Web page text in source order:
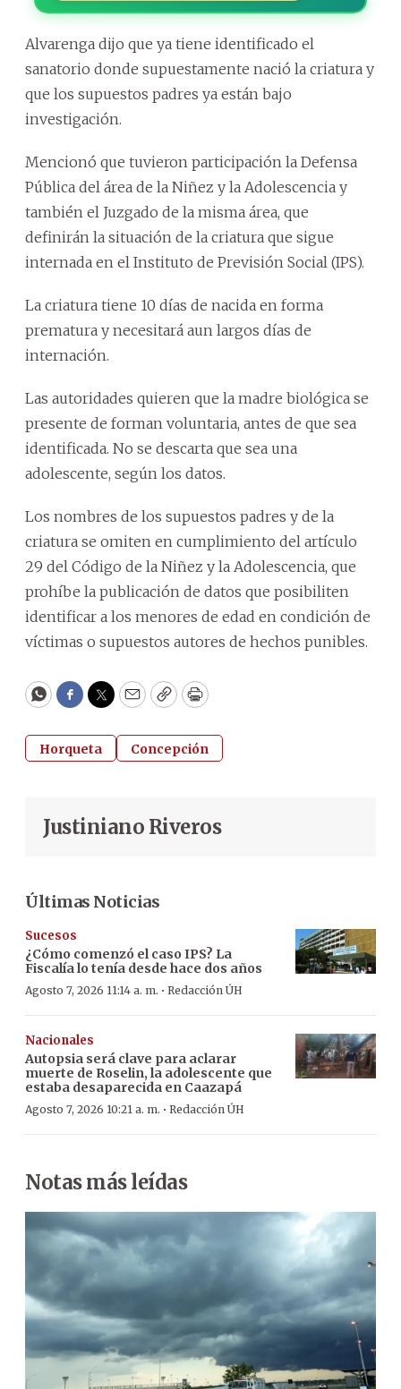
Alvarenga dijo que ya tiene identificado el
sanatorio donde supuestamente nació la criatura y
que los supuestos padres ya están bajo
investigación.
Mencionó que tuvieron participación la Defensa
Pública del área de la Niñez y la Adolescencia y
también el Juzgado de la misma área, que
definirán la situación de la criatura que sigue
internada en el Instituto de Previsión Social (IPS).
La criatura tiene 10 días de nacida en forma
prematura y necesitará aun largos días de
internación.
Las autoridades quieren que la madre biológica se
presente de forman voluntaria, antes de que sea
identificada. No se descarta que sea una
adolescente, según los datos.
Los nombres de los supuestos padres y de la
criatura se omiten en cumplimiento del artículo
29 del Código de la Niñez y la Adolescencia, que
prohíbe la publicación de datos que posibiliten
identificar a los menores de edad en condición de
víctimas o supuestos autores de hechos punibles.
WhatsApp
Facebook
Twitter
EmailCopyPrint
Horqueta Concepción
Justiniano Riveros
Últimas Noticias
Sucesos
¿Cómo comenzó el caso IPS? La
Fiscalía lo tenía desde hace dos años
Agosto 7, 2026 11:14 a. m. · Redacción ÚH
Nacionales
Autopsia será clave para aclarar
muerte de Roselin, la adolescente que
estaba desaparecida en Caazapá
Agosto 7, 2026 10:21 a. m. · Redacción ÚH
Notas más leídas